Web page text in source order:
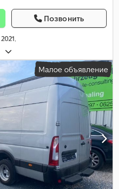
Позвонить
2021,
Малое объявление